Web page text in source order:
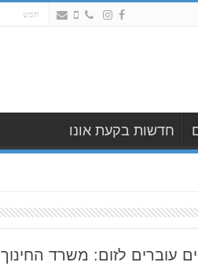
חדשות בקעת אונו
עוברים לזום: משרד החינוך